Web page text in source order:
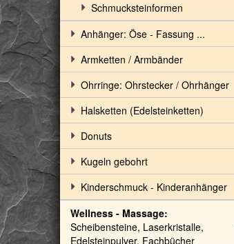
Schmucksteinformen
Anhänger: Öse - Fassung ...
Armketten / Armbänder
Ohrringe: Ohrstecker / Ohrhänger
Halsketten (Edelsteinketten)
Donuts
Kugeln gebohrt
Kinderschmuck - Kinderanhänger
Wellness - Massage:
Scheibensteine, Laserkristalle,
Edelsteinpulver, Fachbücher